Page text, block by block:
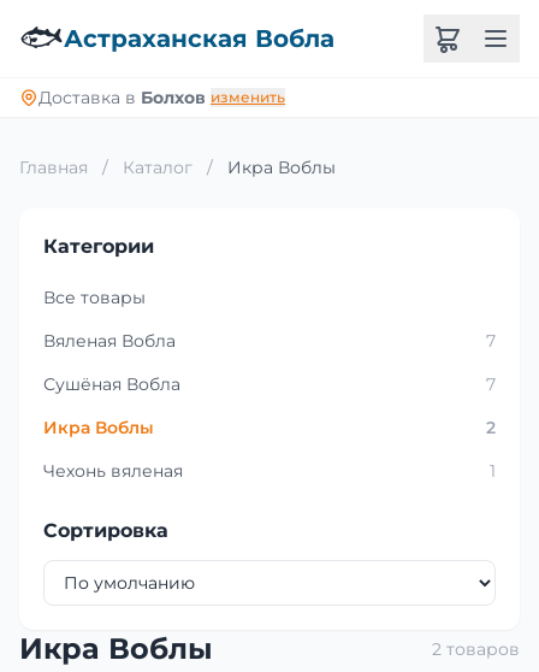
🐟Астраханская Вобла
Доставка в Болхов изменить
Главная / Каталог / Икра Воблы
Категории
Все товары
Вяленая Вобла
7
Сушёная Вобла
7
Икра Воблы
2
Чехонь вяленая
1
Сортировка
Икра Воблы 2 товаров